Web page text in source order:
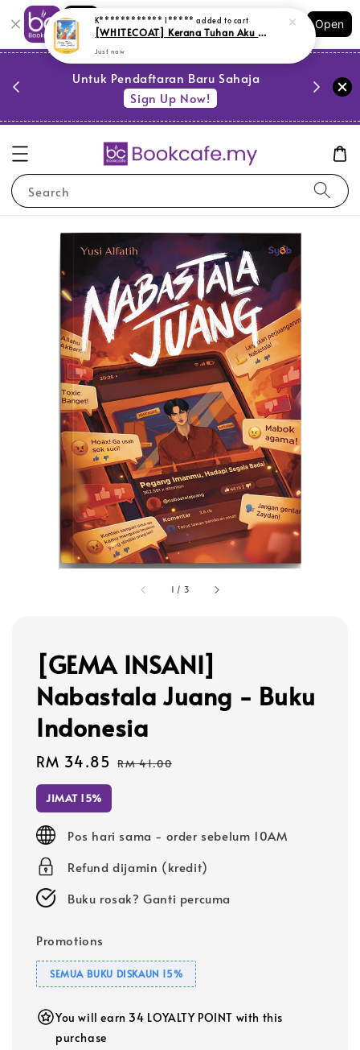
Shopping: Track Your Order
Your Trusted Shops
Open
Untuk Pendaftaran Baru Sahaja
Sign Up Now!
Search
1 / 3
[GEMA INSANI]
Nabastala Juang - Buku
Indonesia
Sale
price
RM 34.85 Regular
RM 41.00
JIMAT 15%
Pos hari sama - order sebelum 10AM
Refund dijamin (kredit)
Buku rosak? Ganti percuma
Promotions
SEMUA BUKU DISKAUN 15%
You will earn 34 LOYALTY POINT with this
purchase
K************ I***** added to cart
[WHITECOAT] Kerana Tuhan Aku Sembuh # (L11, Y53)
Just now